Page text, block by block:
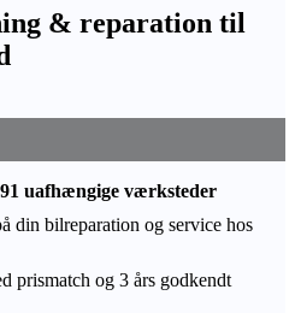
& reparation til
uafhængige værksteder
din bilreparation og service hos
prismatch og 3 års godkendt